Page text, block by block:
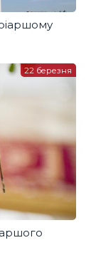
22 березня